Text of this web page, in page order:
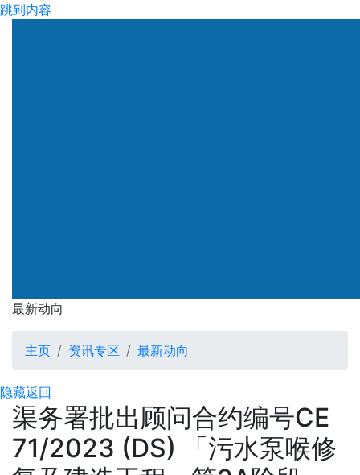
跳到内容
最新动向
最新动向
主页 资讯专区 最新动向
隐藏返回
渠务署批出顾问合约编号CE
71/2023 (DS) 「污水泵喉修